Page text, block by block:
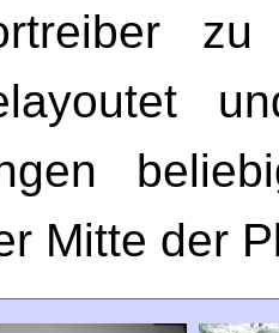
Mitte der